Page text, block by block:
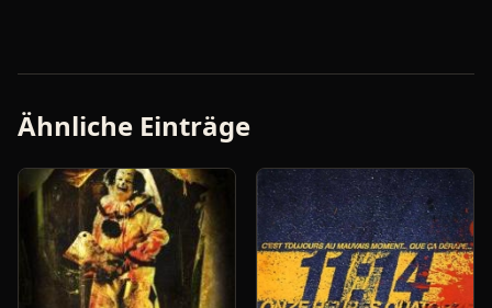
Ähnliche Einträge